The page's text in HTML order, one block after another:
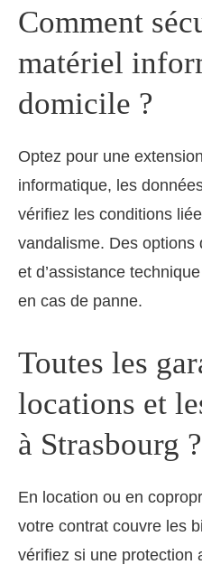
Comment
matériel
domicile ?
Optez pour une
informatique, les
vérifiez les conditions
vandalisme. Des options
et d’assistance
en cas de panne.
Toutes les
locations et
à Strasbourg ?
En location ou en
votre contrat couvre les
vérifiez si une protection